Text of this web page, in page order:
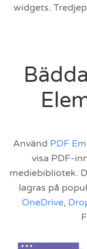
widgets.
Använd PDF
visa PDF-
mediebibliotek.
lagras på
OneDrive,